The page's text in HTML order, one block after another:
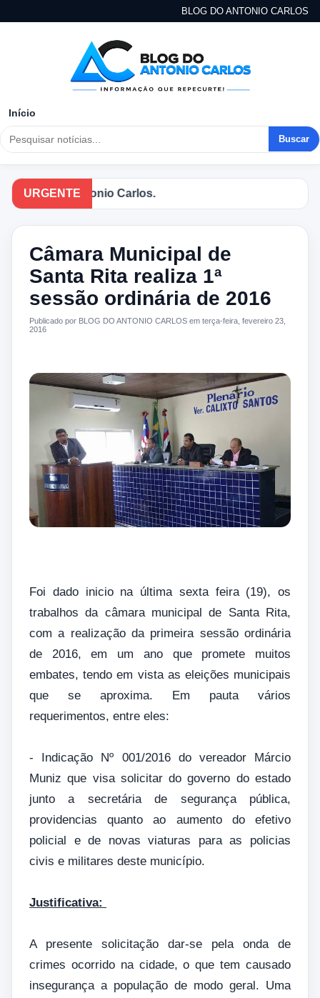
BLOG DO ANTONIO CARLOS
Início
Buscar
URGENTE
do Antonio Carlos.
Câmara Municipal de
Santa Rita realiza 1ª
sessão ordinária de 2016
Publicado por BLOG DO ANTONIO CARLOS em terça-feira, fevereiro 23,
2016
Foi dado inicio na última sexta feira (19), os
trabalhos da câmara municipal de Santa Rita,
com a realização da primeira sessão ordinária
de 2016, em um ano que promete muitos
embates, tendo em vista as eleições municipais
que se aproxima. Em pauta vários
requerimentos, entre eles:
- Indicação Nº 001/2016 do vereador Márcio
Muniz que visa solicitar do governo do estado
junto a secretária de segurança pública,
providencias quanto ao aumento do efetivo
policial e de novas viaturas para as policias
civis e militares deste município.
Justificativa:
A presente solicitação dar-se pela onda de
crimes ocorrido na cidade, o que tem causado
insegurança a população de modo geral. Uma